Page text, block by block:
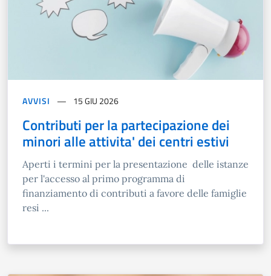
AVVISI 15 GIU 2026
Contributi per la partecipazione dei
minori alle attivita' dei centri estivi
Aperti i termini per la presentazione delle istanze
per l'accesso al primo programma di
finanziamento di contributi a favore delle famiglie
resi ...